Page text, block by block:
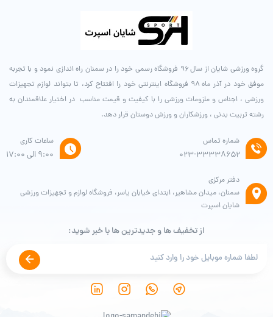
گروه ورزشی شایان از سال ۹۶ فروشگاه رسمی خود را در سمنان راه اندازی نمود و با تجربه
موفق خود در آذر ماه ۹۸ فروشگاه اینترنتی خود را افتتاح کرد، تا بتواند لوازم تجهیزات
ورزشی ، اجناس و ملزومات ورزشی را با کیفیت و قیمت مناسب در اختیار علاقمندان به
رشته تربیت بدنی ، ورزشکاران و ورزش دوستان قرار دهد.
شماره تماس
۰۲۳-۳۳۳۳۸۶۵۲
ساعات کاری
9:00 الی 17:00
دفتر مرکزی
سمنان، میدان مشاهیر، ابتدای خیابان یاسر، فروشگاه لوازم و تجهیزات ورزشی
شایان اسپرت
از تخفیف ها و جدیدترین ها با خبر شوید: